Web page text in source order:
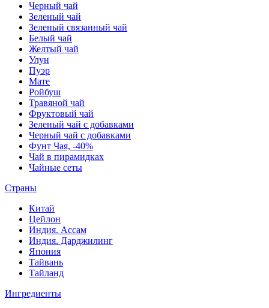
Черный чай
Зеленый чай
Зеленый связанный чай
Белый чай
Желтый чай
Улун
Пуэр
Мате
Ройбуш
Травяной чай
Фруктовый чай
Зеленый чай с добавками
Черный чай с добавками
Фунт Чая, -40%
Чай в пирамидках
Чайные сеты
Страны
Китай
Цейлон
Индия. Ассам
Индия. Дарджилинг
Япония
Тайвань
Тайланд
Ингредиенты